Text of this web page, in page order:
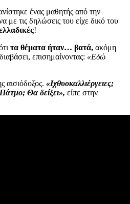
ένας μαθητής από την
με τις δηλώσεις του είχε δικό του
!
τα θέματα ήταν… βατά, ακόμη
επισημαίνοντας: «Εδώ
αισιόδοξος. «Ιχθυοκαλλιέργειες;
Θα δείξει», είπε στην